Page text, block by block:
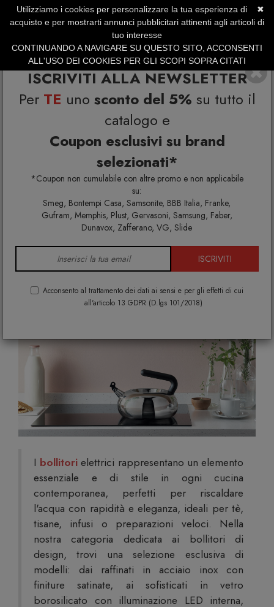
ISCRIVITI ALLA NEWSLETTER
Per TE uno sconto del 5% su tutto il
catalogo e
Coupon esclusivi su brand
selezionati*
*Coupon non cumulabile con altre promo e non applicabile
su:
Smeg, Bontempi Casa, Samsonite, BBB Italia, Franke,
Gufram, Memphis, Plust, Gervasoni, Samsung, Faber,
Dunavox, Zafferano, VG, Slide
ISCRIVITI
Acconsento al trattamento dei dati ai sensi e per gli effetti di cui
all'articolo 13 GDPR (D.lgs 101/2018)
SERVIZIO CLIENTI +39.0773.470.562
SUMMER SALES | Fino al 40% di Sconto
Cucina
BOLLITORI E TEIERE
Scopri i Migliori Bollitori di Design per
la Tua Cucina Moderna
I bollitorielettrici rappresentano un elemento
essenziale e di stile in ogni cucina
contemporanea, perfetti per riscaldare
l'acqua con rapidità e eleganza, ideali per tè,
tisane, infusi o preparazioni veloci. Nella
nostra categoria dedicata ai bollitori di
design, trovi una selezione esclusiva di
modelli: dai raffinati in acciaio inox con
finiture satinate, ai sofisticati in vetro
borosilicato con illuminazione LED interna,
✖
Utilizziamo i cookies per personalizzare la tua esperienza di
acquisto e per mostrarti annunci pubblicitari attinenti agli articoli di
tuo interesse
CONTINUANDO A NAVIGARE SU QUESTO SITO, ACCONSENTI
ALL'USO DEI COOKIES PER GLI SCOPI SOPRA CITATI